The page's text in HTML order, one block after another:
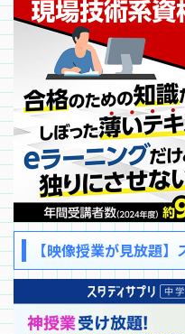
【映像授業が見放題